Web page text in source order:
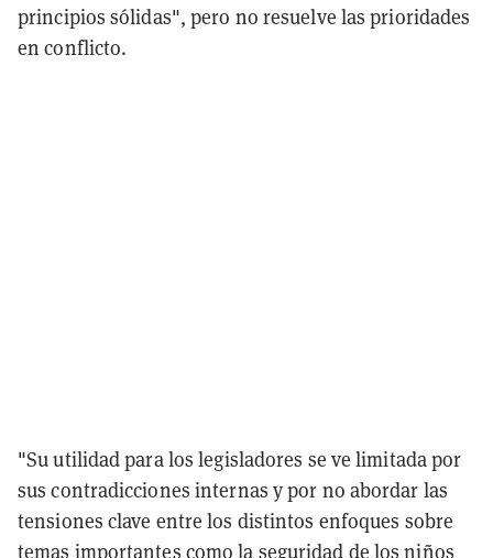
principios sólidas", pero no resuelve las prioridades
en conflicto.
"Su utilidad para los legisladores se ve limitada por
sus contradicciones internas y por no abordar las
tensiones clave entre los distintos enfoques sobre
temas importantes como la seguridad de los niños